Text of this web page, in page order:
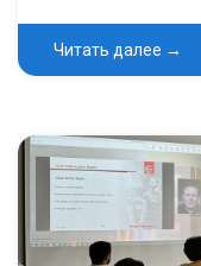
Читать далее →